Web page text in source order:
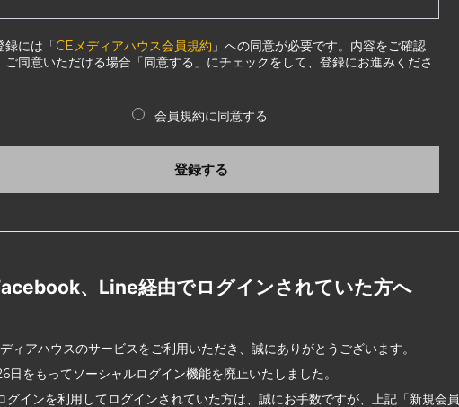
録には「CEメディアハウス会員規約 」への同意が必要です。内容をご確認
ご同意いただける場合「同意する」にチェックをして、登録にお進みくださ
会員規約に同意する
登録する
、Line経由でログインされていた方へ
ィアハウスのサービスをご利用いただき、誠にありがとうございます。
日をもってソーシャルログイン機能を廃止いたしました。
グインを利用してログインされていた方は、誠にお手数ですが、上記「新規会員